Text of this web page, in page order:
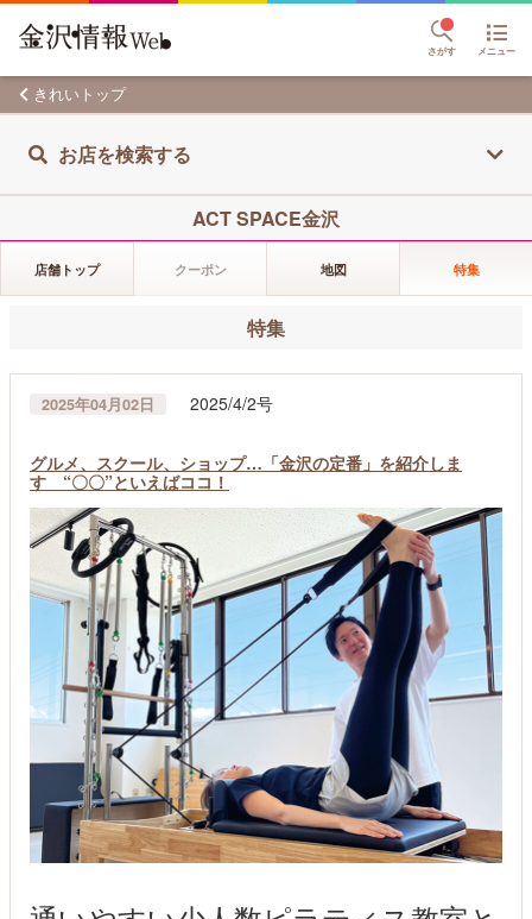
さがす メニュー
きれいトップ
お店を検索する
ACT SPACE金沢
店舗トップ クーポン 地図 特集
特集
2025年04月02日 2025/4/2号
グルメ、スクール、ショップ…「金沢の定番」を紹介しま
す “〇〇”といえばココ！